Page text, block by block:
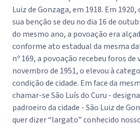
Luiz de Gonzaga, em 1918. Em
sua benção se deu no dia 16 de
do mesmo ano, a povoação era
conforme ato estadual da mesma
nº 169, a povoação recebeu foros de
novembro de 1951, o elevou à
condição de cidade. Em face da
chamar-se São Luís do Curu -
padroeiro da cidade - São Luiz de
quer dizer “largato” conhecido